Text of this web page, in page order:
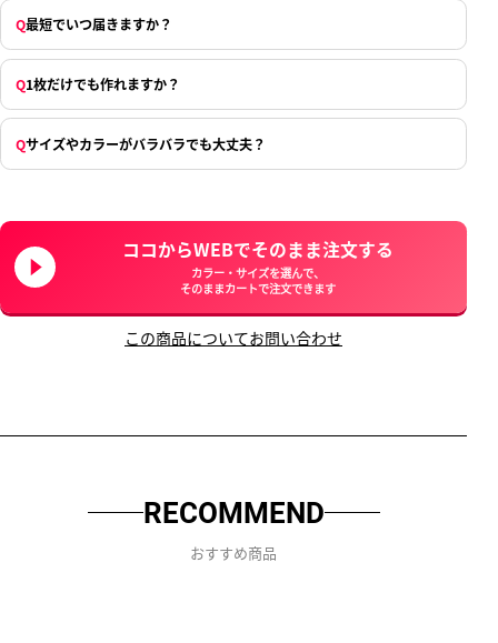
Q最短でいつ届きますか？
Q1枚だけでも作れますか？
Qサイズやカラーがバラバラでも大丈夫？
ココからWEBでそのまま注文する
カラー・サイズを選んで、
そのままカートで注文できます
この商品についてお問い合わせ
RECOMMEND
おすすめ商品